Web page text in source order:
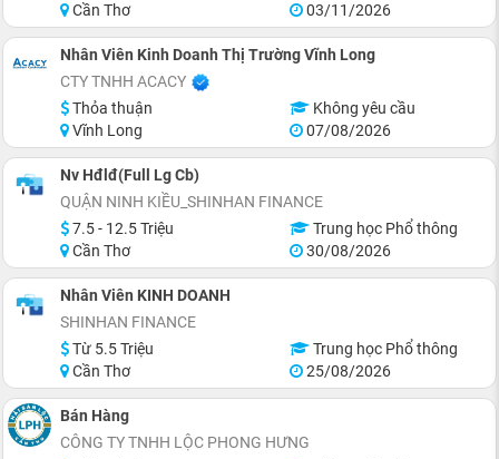
Cần Thơ
03/11/2026
Nhân Viên Kinh Doanh Thị Trường Vĩnh Long
CTY TNHH ACACY
Thỏa thuận
Không yêu cầu
Vĩnh Long
07/08/2026
Nv Hđlđ(Full Lg Cb)
QUẬN NINH KIỀU_SHINHAN FINANCE
7.5 - 12.5 Triệu
Trung học Phổ thông
Cần Thơ
30/08/2026
Nhân Viên KINH DOANH
SHINHAN FINANCE
Từ 5.5 Triệu
Trung học Phổ thông
Cần Thơ
25/08/2026
Bán Hàng
CÔNG TY TNHH LỘC PHONG HƯNG